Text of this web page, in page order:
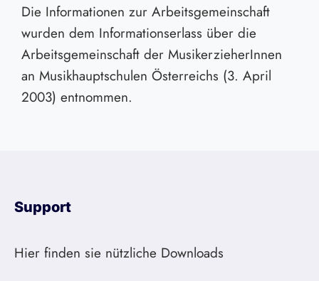
Die Informationen zur Arbeitsgemeinschaft
wurden dem Informationserlass über die
Arbeitsgemeinschaft der MusikerzieherInnen
an Musikhauptschulen Österreichs (3. April
2003) entnommen.
Support
Hier finden sie nützliche Downloads